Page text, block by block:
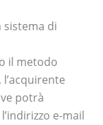
sistema di
il metodo
potrà
e-mail